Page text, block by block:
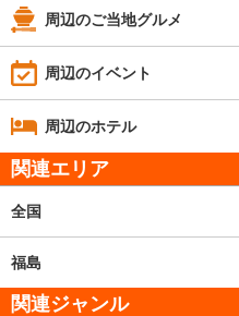
周辺のご当地グルメ
周辺のイベント
周辺のホテル
関連エリア
全国
福島
関連ジャンル